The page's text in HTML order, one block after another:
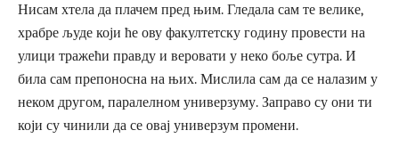
Нисам хтела да плачем пред њим. Гледала сам те велике,
храбре људе који ће ову факултетску годину провести на
улици тражећи правду и веровати у неко боље сутра. И
била сам препоносна на њих. Мислила сам да се налазим у
неком другом, паралелном универзуму. Заправо су они ти
који су чинили да се овај универзум промени.